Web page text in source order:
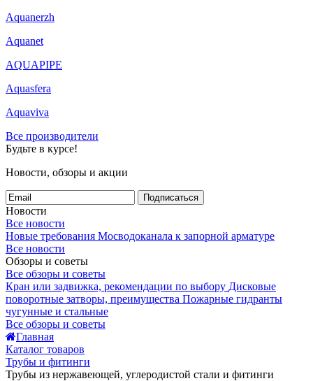
Aquanerzh
Aquanet
AQUAPIPE
Aquasfera
Aquaviva
Все производители
Будьте в курсе!
Новости, обзоры и акции
Подписаться
Новости
Все новости
Новые требования Мосводоканала к запорной арматуре
Все новости
Обзоры и советы
Все обзоры и советы
Кран или задвижка, рекомендации по выбору Дисковые
поворотные затворы, преимущества Пожарные гидранты
чугунные и стальные
Все обзоры и советы
Главная
Каталог товаров
Трубы и фитинги
Трубы из нержавеющей, углеродистой стали и фитинги